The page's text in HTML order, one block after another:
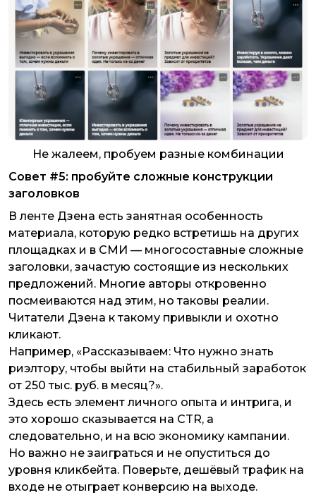
Не жалеем, пробуем разные комбинации
Совет #5: пробуйте сложные конструкции
заголовков
В ленте Дзена есть занятная особенность
материала, которую редко встретишь на других
площадках и в СМИ — многосоставные сложные
заголовки, зачастую состоящие из нескольких
предложений. Многие авторы откровенно
посмеиваются над этим, но таковы реалии.
Читатели Дзена к такому привыкли и охотно
кликают.
Например, «Рассказываем: Что нужно знать
риэлтору, чтобы выйти на стабильный заработок
от 250 тыс. руб. в месяц?».
Здесь есть элемент личного опыта и интрига, и
это хорошо сказывается на CTR, а
следовательно, и на всю экономику кампании.
Но важно не заиграться и не опуститься до
уровня кликбейта. Поверьте, дешёвый трафик на
входе не отыграет конверсию на выходе.